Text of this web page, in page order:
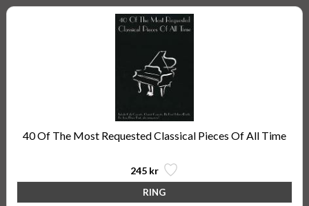
40 Of The Most Requested Classical Pieces Of All Time
245 kr